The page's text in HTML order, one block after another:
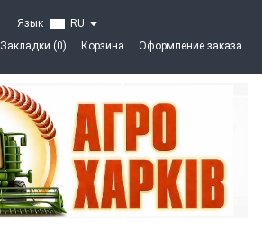
Язык
RU
Закладки (0) Корзина Оформление заказа